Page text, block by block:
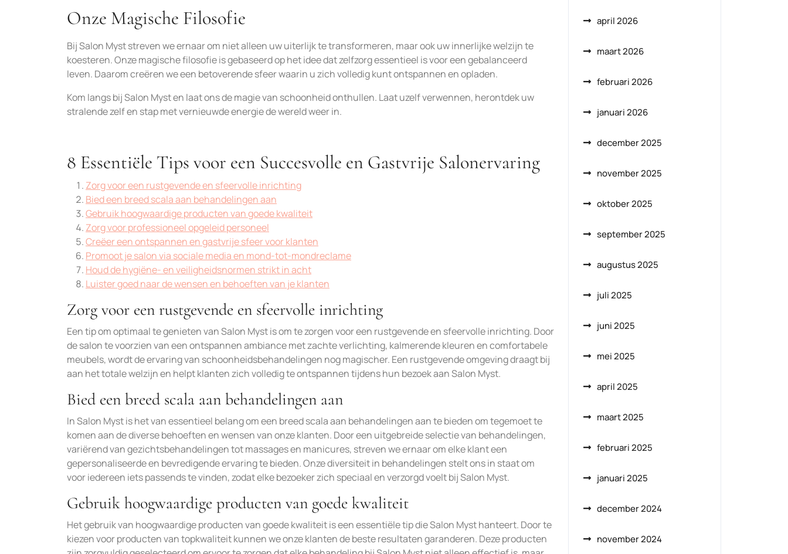
Onze Magische Filosofie
Bij Salon Myst streven we ernaar om niet alleen uw uiterlijk te transformeren, maar ook uw innerlijke welzijn te
koesteren. Onze magische filosofie is gebaseerd op het idee dat zelfzorg essentieel is voor een gebalanceerd
leven. Daarom creëren we een betoverende sfeer waarin u zich volledig kunt ontspannen en opladen.
Kom langs bij Salon Myst en laat ons de magie van schoonheid onthullen. Laat uzelf verwennen, herontdek uw
stralende zelf en stap met vernieuwde energie de wereld weer in.
8 Essentiële Tips voor een Succesvolle en Gastvrije Salonervaring
Zorg voor een rustgevende en sfeervolle inrichting
Bied een breed scala aan behandelingen aan
Gebruik hoogwaardige producten van goede kwaliteit
Zorg voor professioneel opgeleid personeel
Creëer een ontspannen en gastvrije sfeer voor klanten
Promoot je salon via sociale media en mond-tot-mondreclame
Houd de hygiëne- en veiligheidsnormen strikt in acht
Luister goed naar de wensen en behoeften van je klanten
Zorg voor een rustgevende en sfeervolle inrichting
Een tip om optimaal te genieten van Salon Myst is om te zorgen voor een rustgevende en sfeervolle inrichting. Door
de salon te voorzien van een ontspannen ambiance met zachte verlichting, kalmerende kleuren en comfortabele
meubels, wordt de ervaring van schoonheidsbehandelingen nog magischer. Een rustgevende omgeving draagt bij
aan het totale welzijn en helpt klanten zich volledig te ontspannen tijdens hun bezoek aan Salon Myst.
Bied een breed scala aan behandelingen aan
In Salon Myst is het van essentieel belang om een breed scala aan behandelingen aan te bieden om tegemoet te
komen aan de diverse behoeften en wensen van onze klanten. Door een uitgebreide selectie van behandelingen,
variërend van gezichtsbehandelingen tot massages en manicures, streven we ernaar om elke klant een
gepersonaliseerde en bevredigende ervaring te bieden. Onze diversiteit in behandelingen stelt ons in staat om
voor iedereen iets passends te vinden, zodat elke bezoeker zich speciaal en verzorgd voelt bij Salon Myst.
Gebruik hoogwaardige producten van goede kwaliteit
Het gebruik van hoogwaardige producten van goede kwaliteit is een essentiële tip die Salon Myst hanteert. Door te
kiezen voor producten van topkwaliteit kunnen we onze klanten de beste resultaten garanderen. Deze producten
april 2026
maart 2026
februari 2026
januari 2026
december 2025
november 2025
oktober 2025
september 2025
augustus 2025
juli 2025
juni 2025
mei 2025
april 2025
maart 2025
februari 2025
januari 2025
december 2024
november 2024